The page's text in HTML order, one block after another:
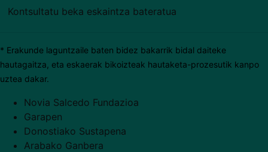
Kontsultatu beka eskaintza bateratua
* Erakunde laguntzaile baten bidez bakarrik bidal daiteke
hautagaitza, eta eskaerak bikoizteak hautaketa-prozesutik kanpo
uztea dakar.
Novia Salcedo Fundazioa
Garapen
Donostiako Sustapena
Arabako Ganbera